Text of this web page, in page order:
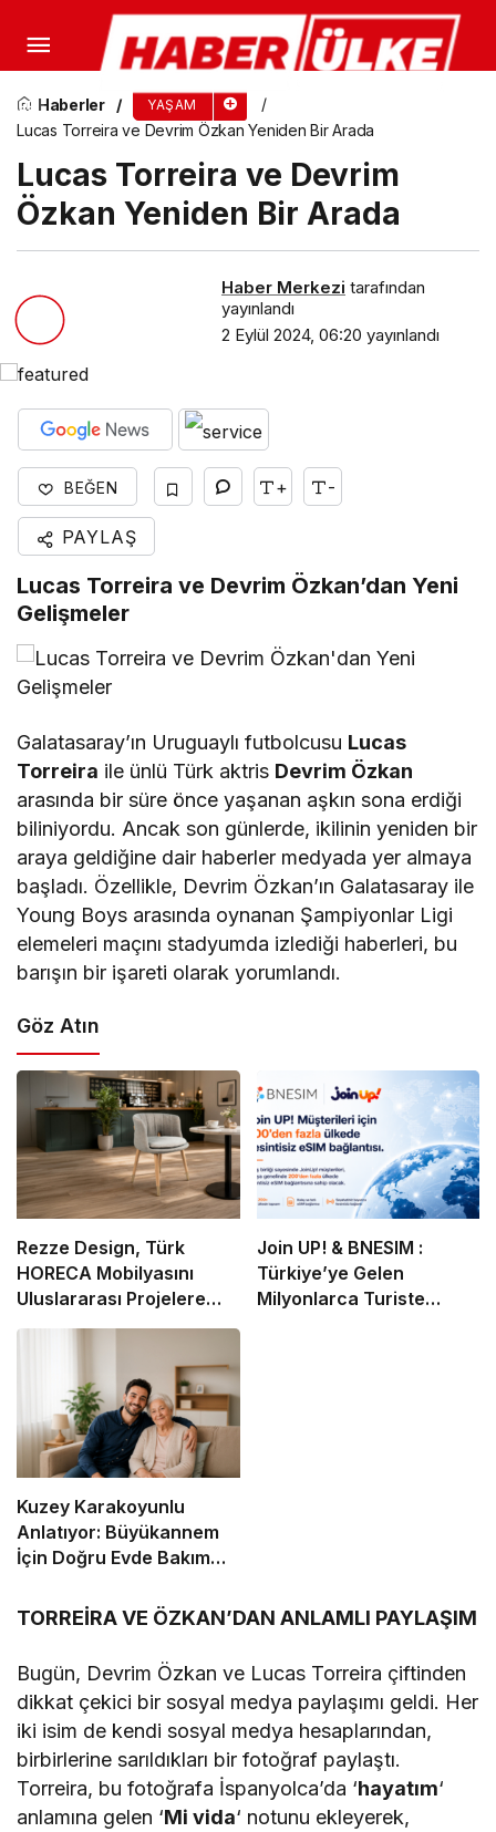
Haberler YAŞAM
Lucas Torreira ve Devrim Özkan Yeniden Bir Arada
Lucas Torreira ve Devrim
Özkan Yeniden Bir Arada
Haber Merkezi tarafından
yayınlandı
2 Eylül 2024, 06:20 yayınlandı
BEĞEN + -
PAYLAŞ
Lucas Torreira ve Devrim Özkan’dan Yeni
Gelişmeler
Galatasaray’ın Uruguaylı futbolcusu Lucas
Torreira ile ünlü Türk aktris Devrim Özkan
arasında bir süre önce yaşanan aşkın sona erdiği
biliniyordu. Ancak son günlerde, ikilinin yeniden bir
araya geldiğine dair haberler medyada yer almaya
başladı. Özellikle, Devrim Özkan’ın Galatasaray ile
Young Boys arasında oynanan Şampiyonlar Ligi
elemeleri maçını stadyumda izlediği haberleri, bu
barışın bir işareti olarak yorumlandı.
Göz Atın
Rezze Design, Türk
HORECA Mobilyasını
Uluslararası Projelere
Taşıyor
Join UP! & BNESIM :
Türkiye’ye Gelen
Milyonlarca Turiste
Kuzey Karakoyunlu
Anlatıyor: Büyükannem
İçin Doğru Evde Bakım
ile Buldum
TORREİRA VE ÖZKAN’DAN ANLAMLI PAYLAŞIM
Bugün, Devrim Özkan ve Lucas Torreira çiftinden
dikkat çekici bir sosyal medya paylaşımı geldi. Her
iki isim de kendi sosyal medya hesaplarından,
birbirlerine sarıldıkları bir fotoğraf paylaştı.
Torreira, bu fotoğrafa İspanyolca’da ‘hayatım‘
anlamına gelen ‘Mi vida‘ notunu ekleyerek,
Bursa İnegöl’de Kadın Gücünün Salça
Üretimindeki Rolü